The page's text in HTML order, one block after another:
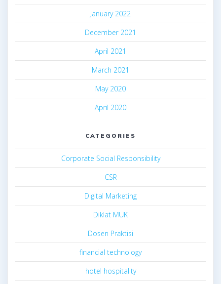
January 2022
December 2021
April 2021
March 2021
May 2020
April 2020
CATEGORIES
Corporate Social Responsibility
CSR
Digital Marketing
Diklat MUK
Dosen Praktisi
financial technology
hotel hospitality